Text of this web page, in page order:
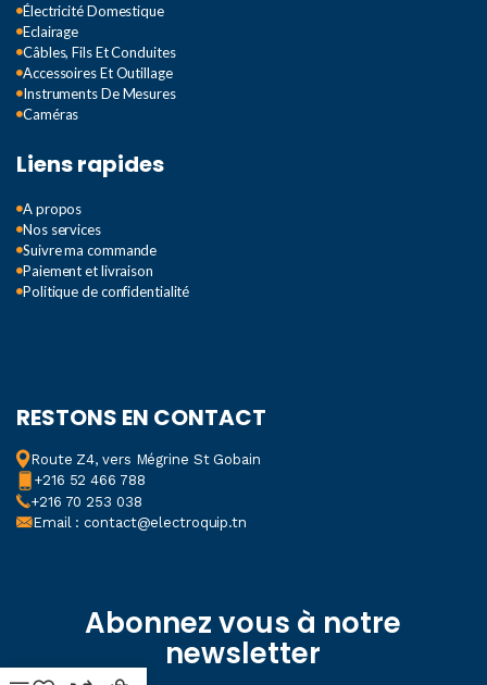
Électricité Domestique
Eclairage
Câbles, Fils Et Conduites
Accessoires Et Outillage
Instruments De Mesures
Caméras
Liens rapides
A propos
Nos services
Suivre ma commande
Paiement et livraison
Politique de confidentialité
RESTONS EN CONTACT
Route Z4, vers Mégrine St Gobain
+216 52 466 788
+216 70 253 038
Email : contact@electroquip.tn
Abonnez vous à notre
newsletter